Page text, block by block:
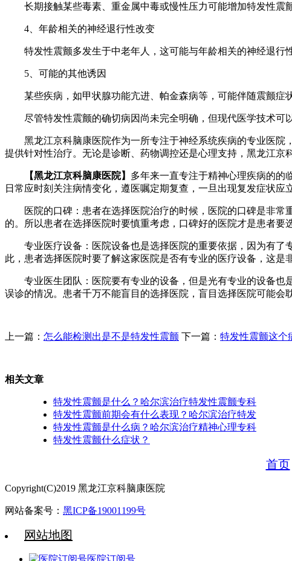
长期接触某些毒素、重金属中毒或慢性压力可能增加特发性震
4、年龄相关的神经退行性改变
特发性震颤多发生于中老年人，这可能与年龄相关的神经退行
5、可能的其他诱因
某些疾病，如甲状腺功能亢进、帕金森病等，可能伴随震颤症
尽管特发性震颤的确切病因尚未完全明确，但现代医学技术可
黑龙江京科脑康医院作为一所专注于神经系统疾病的专业医院
提供针对性治疗。无论是诊断、药物调控还是心理支持，黑龙江京
【黑龙江京科脑康医院】 多年来一直专注于精神心理疾病的的
日常应时刻关注病情变化，遵医嘱定期复查，一旦出现复发症状应
医院的口碑：患者在选择医院治疗的时候，医院的口碑是非常
的。所以患者在选择医院时要慎重考虑，口碑好的医院才是患者要
专业医疗设备：医院设备也是选择医院的重要依据，因为有了
此，患者选择医院时要了解这家医院是否有专业的医疗设备，这是
专业医生团队：医院要有专业的设备，但是光有专业的设备也
误诊的情况。患者千万不能盲目的选择医院，盲目选择医院可能会
上一篇： 怎么能检测出是不是特发性震颤 下一篇： 特发性震颤这个
相关文章
特发性震颤是什么？哈尔滨治疗特发性震颤专科
特发性震颤前期会有什么表现？哈尔滨治疗特发
特发性震颤是什么病？哈尔滨治疗精神心理专科
特发性震颤什么症状？
首页
Copyright(C)2019 黑龙江京科脑康医院
网站备案号： 黑ICP备19001199号
网站地图
医院订阅号